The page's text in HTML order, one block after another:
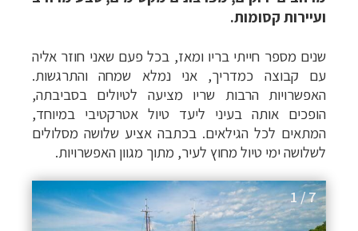
ועיירות קסומות.
שנים מספר חייתי בריו ומאז, בכל פעם שאני חוזר אליה
עם קבוצה כמדריך, אני נמלא שמחה והתרגשות.
האפשרויות הרבות שריו מציעה לטיולים בסביבתה,
הופכים אותה בעיני ליעד טיול אטרקטיבי במיוחד,
המתאים לכל הגילאים. בכתבה אציע שלושה מסלולים
לשלושה ימי טיול מחוץ לעיר, מתוך מגוון האפשרויות.
1 / 7